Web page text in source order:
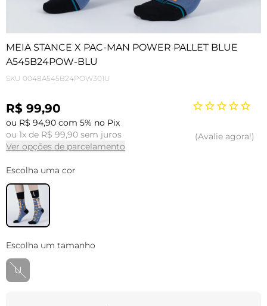
MEIA STANCE X PAC-MAN POWER PALLET BLUE
A545B24POW-BLU
SKU 0048A545B24POW301U
R$ 99,90
ou R$ 94,90 com 5% no Pix
ou 1x de R$ 99,90 sem juros
Ver opções de parcelamento
Avalie agora!
Escolha uma cor
Escolha um tamanho
U